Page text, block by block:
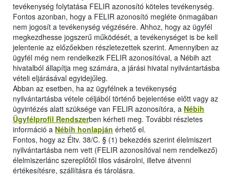
tevékenység folytatása FELIR azonosító köteles tevékenység.
Fontos azonban, hogy a FELIR azonosító megléte önmagában
nem jogosít a tevékenység végzésére. Ahhoz, hogy az ügyfél
megkezdhesse jogszerű működését, a tevékenységet is be kell
jelentenie az előzőekben részletezettek szerint. Amennyiben az
ügyfél még nem rendelkezik FELIR azonosítóval, a Nébih azt
hivatalból állapítja meg számára, a járási hivatal nyilvántartásba
vételi eljárásával egyidejűleg.
Abban az esetben, ha az ügyfélnek a tevékenység
nyilvántartásba vétele céljából történő bejelentése előtt vagy az
ügyintézés alatt szüksége van FELIR azonosítóra, a Nébih
Ügyfélprofil Rendszerben kérheti meg. További részletes
információ a Nébih honlapján érhető el.
Fontos, hogy az Éltv. 38/C. § (1) bekezdés szerint élelmiszert
nyilvántartásba nem vett (FELIR azonosítóval nem rendelkező)
élelmiszerlánc szereplőtől tilos vásárolni, illetve átvenni
értékesítésre, szállításra és tárolásra.